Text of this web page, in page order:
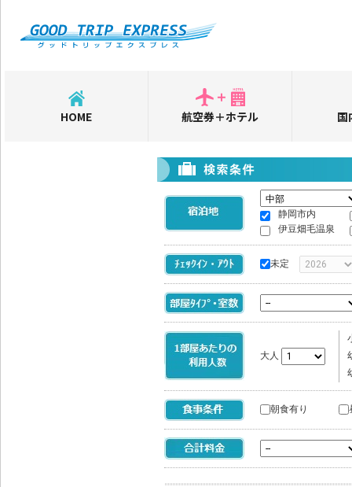
HOME 航空券＋ホテル 国
静岡市内
伊豆畑毛温泉
未定
大人
朝食有り